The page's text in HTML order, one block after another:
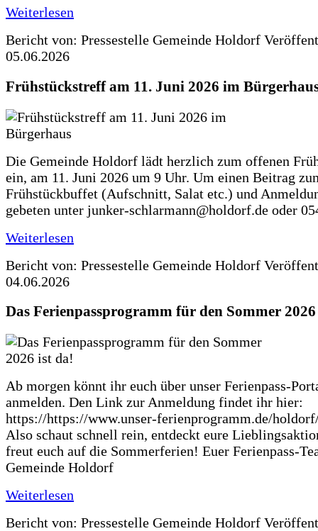
Weiterlesen
Bericht von: Pressestelle Gemeinde Holdorf
05.06.2026
Frühstückstreff am 11. Juni 2026 im
Die Gemeinde Holdorf lädt herzlich zum offenen
ein, am 11. Juni 2026 um 9 Uhr. Um einen Beitrag
Frühstückbuffet (Aufschnitt, Salat etc.) und
gebeten unter junker-schlarmann@holdorf.de oder
Weiterlesen
Bericht von: Pressestelle Gemeinde Holdorf
04.06.2026
Das Ferienpassprogramm für den Sommer
Ab morgen könnt ihr euch über unser Ferienpass-
anmelden. Den Link zur Anmeldung findet ihr hier:
https://https://www.unser-ferienprogramm.de/
Also schaut schnell rein, entdeckt eure
freut euch auf die Sommerferien! Euer Ferienpass-
Gemeinde Holdorf
Weiterlesen
Bericht von: Pressestelle Gemeinde Holdorf